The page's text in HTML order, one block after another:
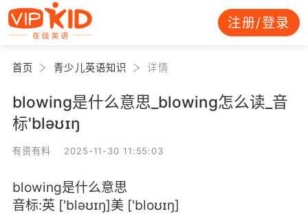
注册/登录
首页 青少儿英语知识 详情
blowing是什么意思_blowing怎么读_音
标'bləʊɪŋ
有资有料 2025-11-30 11:55:03
blowing是什么意思
音标:英 ['bləʊɪŋ]美 ['bloʊɪŋ]